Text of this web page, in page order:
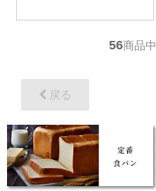
56商品中
戻る